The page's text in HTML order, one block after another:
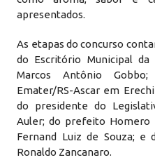
apresentados.
As etapas do concurso
do Escritório Municipal da
Marcos Antônio
Emater/RS-Ascar em
do presidente do
Auler; do prefeito Homero
Fernand Luiz de Souza; e
Ronaldo Zancanaro.